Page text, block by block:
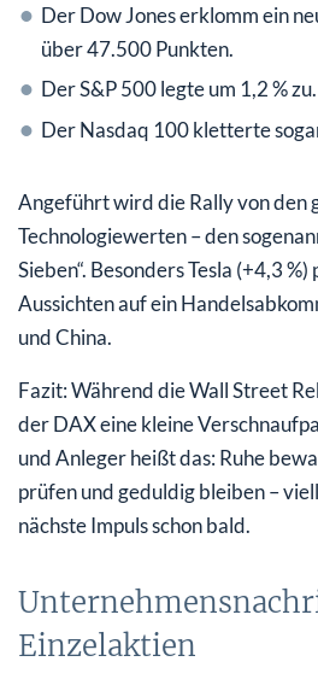
Der Dow Jones erklomm ein
über 47.500 Punkten.
Der S&P 500 legte um 1,2 % zu.
Der Nasdaq 100 kletterte
Angeführt wird die Rally von den
Technologiewerten – den
Sieben“. Besonders Tesla (+4,3
Aussichten auf ein
und China.
Fazit: Während die Wall Street
der DAX eine kleine
und Anleger heißt das: Ruhe
prüfen und geduldig bleiben –
nächste Impuls schon bald.
Einzelaktien